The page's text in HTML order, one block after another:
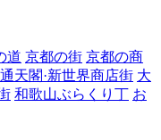
道 京都の街 京都の商
通天閣·新世界商店街 大
和歌山ぶらくり丁 お